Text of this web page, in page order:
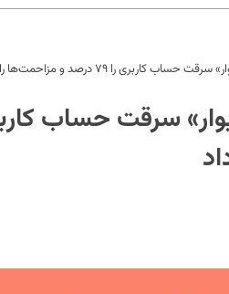
را ۷۹ درصد و مزاحمت‌ها را ۴۲ درصد کاهش داد